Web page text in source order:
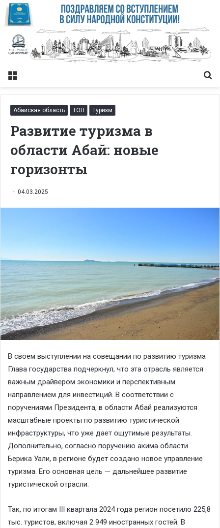
Меню
Абайская область ТОП Туризм
Развитие туризма в
области Абай: новые
горизонты
04.03.2025
В своем выступлении на совещании по развитию туризма
Глава государства подчеркнул, что эта отрасль является
важным драйвером экономики и перспективным
направлением для инвестиций. В соответствии с
поручениями Президента, в области Абай реализуются
масштабные проекты по развитию туристической
инфраструктуры, что уже дает ощутимые результаты.
Дополнительно, согласно поручению акима области
Берика Уали, в регионе будет создано новое управление
туризма. Его основная цель — дальнейшее развитие
туристической отрасли.
Так, по итогам III квартала 2024 года регион посетило 225,8
тыс. туристов, включая 2 949 иностранных гостей. В